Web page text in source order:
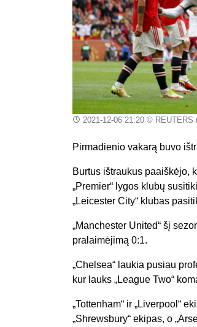
2021-12-06 21:20© REUTERS
Pirmadienio vakarą buvo
Burtus ištraukus paaiškėjo,
„Premier“ lygos klubų
„Leicester City“ klubas
„Manchester United“ šį
pralaimėjimą 0:1.
„Chelsea“ laukia pusiau
kur lauks „League Two“
„Tottenham“ ir „Liverpool“
„Shrewsbury“ ekipas, o